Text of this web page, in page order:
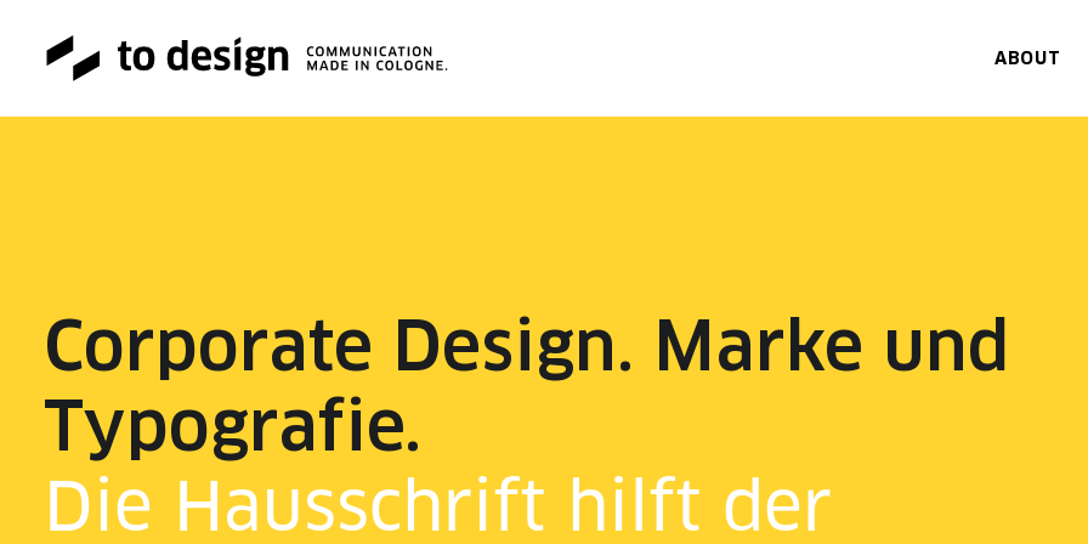
ABOUT
Corporate Design. Marke und
Typografie.
Die Hausschrift hilft der